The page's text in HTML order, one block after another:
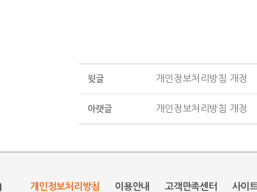
윗글 개인정보처리방침 개정
아랫글 개인정보처리방침 개정
개인정보처리방침 이용안내 고객만족센터 사이